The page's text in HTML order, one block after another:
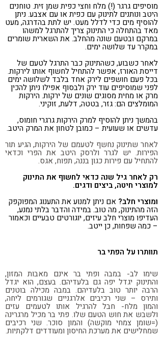
מוסיפים גרגר (!) מלח וחצי כפית שמן זית. טוחנים
היטב ונותנים לתינוק עם כפית או עם אצבע. ניתן
להוסיף מים כדי לדלל מעט. יש לתת בהדרגה, מעט
מאד בהתחלה כי התינוק צריך להתרגל למשהו
במרקם ובטעם שונה מהחלב. את השארית שומרים
במקרר עד שלושה ימים.
לאחר כשבוע, כשהתינוק כבר התרגל לטעם של
דייסת האורז, אפשר להתחיל לחשוף אותו לירקות.
בכל פעם חושפים לירק אחד בלבד לשלושה ימים
לפני שמוסיפים עוד ירק ולבסוף אפילו ניתן להכין
מרק או מחית מסוגים שונים של ירקות. הירקות
המומלצים הם: גזר, בטטה, דלעת, זוקיני.
בהמשך ניתן להוסיף למרק הירקות גרגרי חומוס,
עדשים או שעועית – כמובן לטחון את המרק היטב.
לאחר שתינוק נחשף לטעמם של הירקות, הגיע תור
הפירות. יש לגרר ולרסק היטב את הפרי וכדאי
להתחיל עם פירות כגון בננה, תפוח, אגס.
רק לאחר גיל שנה כדאי לחשוף את התינוק
למוצרי חיטה, ביצים ודגים.
ומוצרי חלב? אם ניתן למנוע את התענוג המפוקפק
הזה מהתינוק, מה טוב. במידה והדבר בלתי נמנע,
העדיפו מוצרי חלב עיזים, יוגורטים טבעיים וכאמור
– כמה שפחות, כן ייטב.
תוותרו על הפתי בר
שימו לב- במבה ופתי בר אינם מאבות המזון,
והתינוק יגדל יפה גם בלעדיהם. בעצם, הוא יגדל
הרבה יותר טוב בלעדיהם. במבה מכילה בוטנים
ותירס – שני רכיבים אלרגניים שגורמים ליחה,
והמון מלח- חבל להרגיל אותו לטעמים עזים
ולשבש את חוש הטעם שלו. פתי בר מכיל מרגרינה
(=שומן צמחי מוקשה) והמון סוכר. שני רכיבים
שמחלישים את מערכת החיסון ומעודדים דלקתיות.